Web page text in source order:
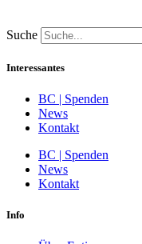
Suche
Interessantes
BC | Spenden
News
Kontakt
BC | Spenden
News
Kontakt
Info